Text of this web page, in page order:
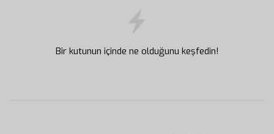
Bir kutunun içinde ne olduğunu keşfedin!